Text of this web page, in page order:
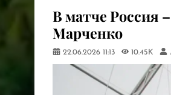
​В матче Россия
Марченко
22.06.2026 11:13 10.45K